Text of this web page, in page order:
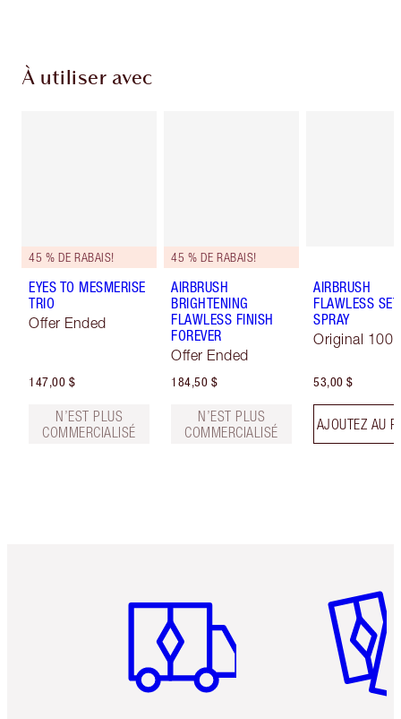
À utiliser avec
45 % DE RABAIS!
EYES TO MESMERISE
TRIO
Offer Ended
147,00 $
N’EST PLUS
COMMERCIALISÉ
45 % DE RABAIS!
AIRBRUSH
BRIGHTENING
FLAWLESS FINISH
FOREVER
Offer Ended
184,50 $
N’EST PLUS
COMMERCIALISÉ
AIRBRUSH
FLAWLESS
SPRAY
Original 100
53,00 $
AJOUTEZ AU